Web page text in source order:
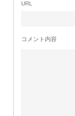
URL
コメント内容